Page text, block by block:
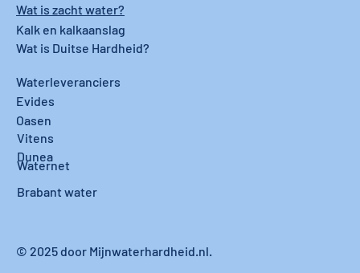
Waterleveranciers
Evides
Oasen
Vitens
Dunea
Waternet
Brabant water
Wat is zacht water?
Kalk en kalkaanslag
Wat is Duitse Hardheid?
© 2025 door Mijnwaterhardheid.nl.